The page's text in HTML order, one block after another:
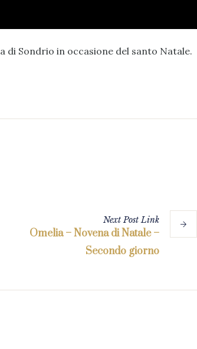
di Sondrio in occasione del santo Natale.
NextPostLink
Omelia – Novena di Natale –
Secondo giorno